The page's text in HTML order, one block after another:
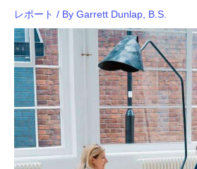
レポート / By Garrett Dunlap, B.S.